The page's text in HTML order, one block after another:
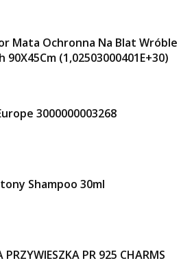
Mata Ochronna Na Blat Wróble
90X45Cm (1,02503000401E+30)
3000000003268
Shampoo 30ml
PRZYWIESZKA PR 925 CHARMS